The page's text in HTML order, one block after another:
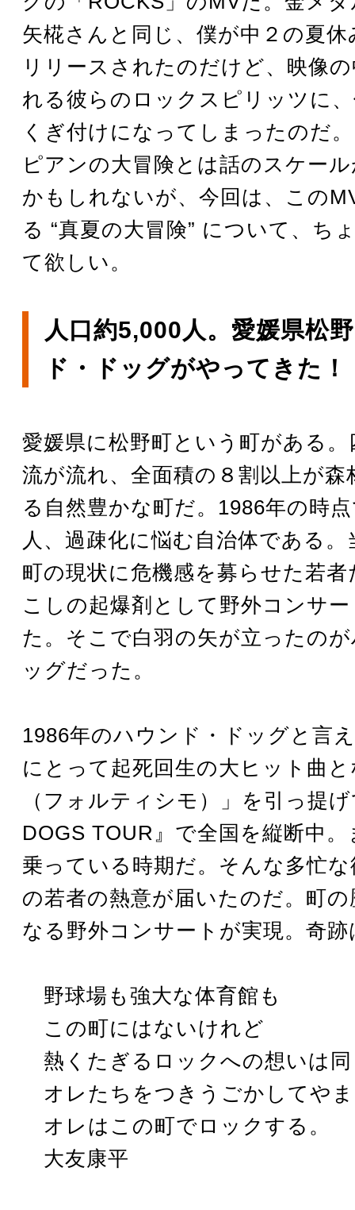
矢椛さんと同じ、僕が中２の夏
リリースされたのだけど、映像
れる彼らのロックスピリッツに
くぎ付けになってしまったのだ
ピアンの大冒険とは話のスケー
かもしれないが、今回は、この
る “真夏の大冒険” について、ち
て欲しい。
人口約5,000人。愛媛県松
ド・ドッグがやってきた！
愛媛県に松野町という町がある。
流が流れ、全面積の８割以上が森
る自然豊かな町だ。1986年の時
人、過疎化に悩む自治体である
町の現状に危機感を募らせた若
こしの起爆剤として野外コンサ
た。そこで白羽の矢が立ったの
ッグだった。
1986年のハウンド・ドッグと言
にとって起死回生の大ヒット曲
（フォルティシモ）」を引っ提
DOGS TOUR』で全国を縦断中
乗っている時期だ。そんな多忙
の若者の熱意が届いたのだ。町
なる野外コンサートが実現。奇
野球場も強大な体育館も
この町にはないけれど
熱くたぎるロックへの想いは同
オレたちをつきうごかしてや
オレはこの町でロックする。
大友康平